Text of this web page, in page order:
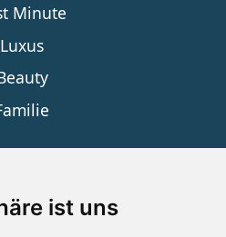
ist uns
Minute
Luxus